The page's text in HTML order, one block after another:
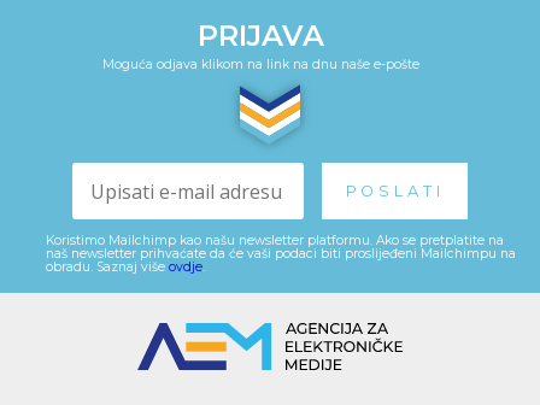
PRIJAVA
Moguća odjava klikom na link na dnu naše e-pošte
Koristimo Mailchimp kao našu newsletter platformu. Ako se pretplatite na
naš newsletter prihvaćate da će vaši podaci biti proslijeđeni Mailchimpu na
obradu. Saznaj više ovdje.